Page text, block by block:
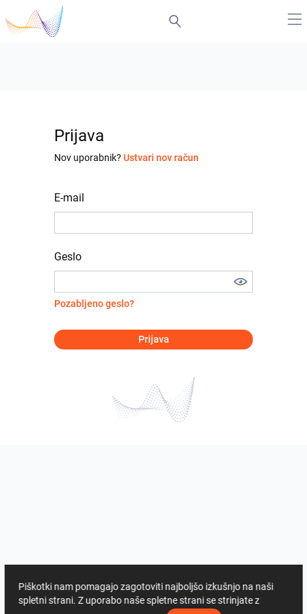
Prijava
Nov uporabnik? Ustvari nov račun
E-mail
Geslo
Pozabljeno geslo?
Prijava
Piškotki nam pomagajo zagotoviti najboljšo izkušnjo na naši
spletni strani. Z uporabo naše spletne strani se strinjate z